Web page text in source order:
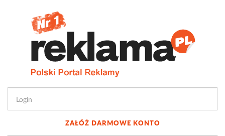
ZAŁÓŻ DARMOWE KONTO